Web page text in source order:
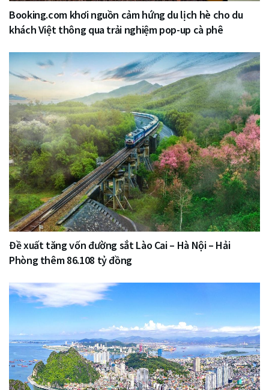
Booking.com khơi nguồn cảm hứng du lịch hè cho du
khách Việt thông qua trải nghiệm pop-up cà phê
Đề xuất tăng vốn đường sắt Lào Cai – Hà Nội – Hải
Phòng thêm 86.108 tỷ đồng